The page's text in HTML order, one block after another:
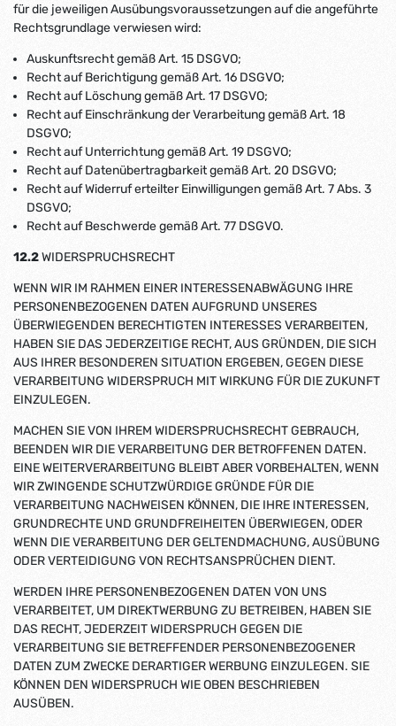
für die jeweiligen Ausübungsvoraussetzungen auf die angeführte
Rechtsgrundlage verwiesen wird:
Auskunftsrecht gemäß Art. 15 DSGVO;
Recht auf Berichtigung gemäß Art. 16 DSGVO;
Recht auf Löschung gemäß Art. 17 DSGVO;
Recht auf Einschränkung der Verarbeitung gemäß Art. 18
DSGVO;
Recht auf Unterrichtung gemäß Art. 19 DSGVO;
Recht auf Datenübertragbarkeit gemäß Art. 20 DSGVO;
Recht auf Widerruf erteilter Einwilligungen gemäß Art. 7 Abs. 3
DSGVO;
Recht auf Beschwerde gemäß Art. 77 DSGVO.
12.2WIDERSPRUCHSRECHT
WENN WIR IM RAHMEN EINER INTERESSENABWÄGUNG IHRE
PERSONENBEZOGENEN DATEN AUFGRUND UNSERES
ÜBERWIEGENDEN BERECHTIGTEN INTERESSES VERARBEITEN,
HABEN SIE DAS JEDERZEITIGE RECHT, AUS GRÜNDEN, DIE SICH
AUS IHRER BESONDEREN SITUATION ERGEBEN, GEGEN DIESE
VERARBEITUNG WIDERSPRUCH MIT WIRKUNG FÜR DIE ZUKUNFT
EINZULEGEN.
MACHEN SIE VON IHREM WIDERSPRUCHSRECHT GEBRAUCH,
BEENDEN WIR DIE VERARBEITUNG DER BETROFFENEN DATEN.
EINE WEITERVERARBEITUNG BLEIBT ABER VORBEHALTEN, WENN
WIR ZWINGENDE SCHUTZWÜRDIGE GRÜNDE FÜR DIE
VERARBEITUNG NACHWEISEN KÖNNEN, DIE IHRE INTERESSEN,
GRUNDRECHTE UND GRUNDFREIHEITEN ÜBERWIEGEN, ODER
WENN DIE VERARBEITUNG DER GELTENDMACHUNG, AUSÜBUNG
ODER VERTEIDIGUNG VON RECHTSANSPRÜCHEN DIENT.
WERDEN IHRE PERSONENBEZOGENEN DATEN VON UNS
VERARBEITET, UM DIREKTWERBUNG ZU BETREIBEN, HABEN SIE
DAS RECHT, JEDERZEIT WIDERSPRUCH GEGEN DIE
VERARBEITUNG SIE BETREFFENDER PERSONENBEZOGENER
DATEN ZUM ZWECKE DERARTIGER WERBUNG EINZULEGEN. SIE
KÖNNEN DEN WIDERSPRUCH WIE OBEN BESCHRIEBEN
AUSÜBEN.